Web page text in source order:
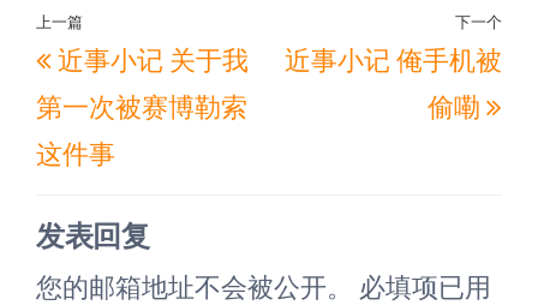
文
章
导
航
上
一
篇
文
章
上一篇
近事小记 关于我
第一次被赛博勒索
这件事
下
下一个
近事小记 俺手机被
偷嘞
发表回复
您的邮箱地址不会被公开。
必填项已用